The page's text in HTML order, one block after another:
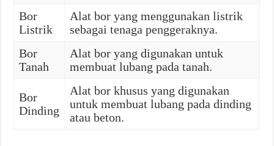
Bor
Listrik
Alat bor yang menggunakan listrik
sebagai tenaga penggeraknya.
Bor
Tanah
Alat bor yang digunakan untuk
membuat lubang pada tanah.
Bor
Dinding
Alat bor khusus yang digunakan
untuk membuat lubang pada dinding
atau beton.